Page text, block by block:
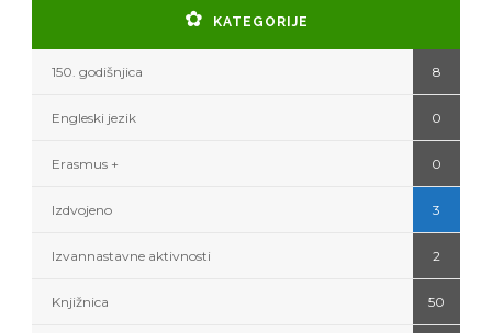
KATEGORIJE
150. godišnjica 8
Engleski jezik 0
Erasmus + 0
Izdvojeno 3
Izvannastavne aktivnosti 2
Knjižnica 50